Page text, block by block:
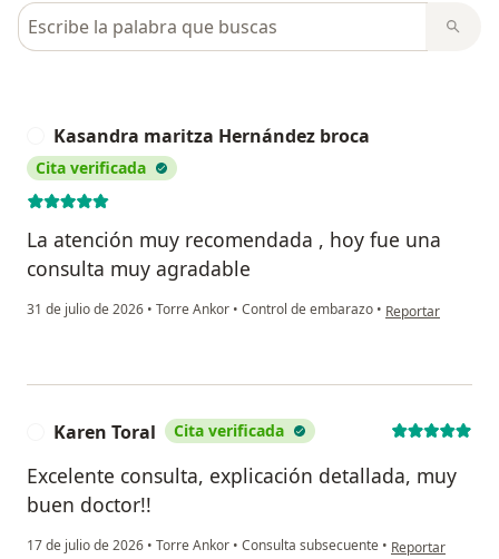
Busca en opiniones
Kasandra maritza Hernández broca
Cita verificada
La atención muy recomendada , hoy fue una
consulta muy agradable
31 de julio de 2026 • Torre Ankor • Control de embarazo • en opinión del
Reportar
Karen Toral Cita verificada
Excelente consulta, explicación detallada, muy
buen doctor!!
17 de julio de 2026 • Torre Ankor • Consulta subsecuente • en opinión del
Reportar